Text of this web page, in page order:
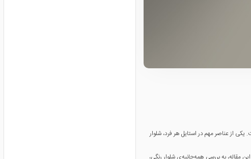
از عناصر مهم در استایل هر فرد، شلوار
به بررسی همه‌جانبه‌ی شلوار رنگی،